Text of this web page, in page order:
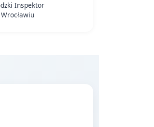
Inspektor